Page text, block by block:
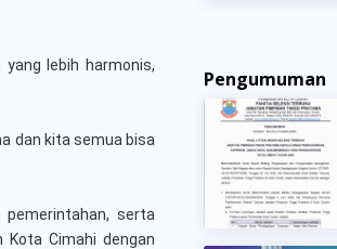
lebih harmonis,
dan kita semua bisa
pemerintahan, serta
Cimahi dengan
Pengumuman